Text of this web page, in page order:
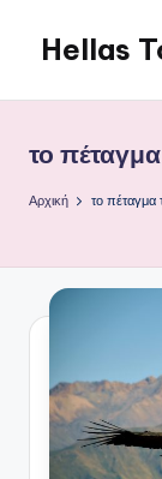
Μετάβαση
περιεχόμενο
Hellas
το
Αρχική το πέταγμα